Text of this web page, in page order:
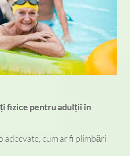
fizice pentru adulții în
adecvate, cum ar fi plimbări